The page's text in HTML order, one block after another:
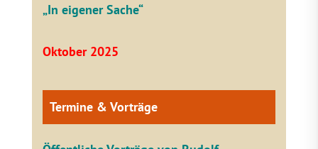
„In eigener Sache“
Oktober 2025
Termine & Vorträge